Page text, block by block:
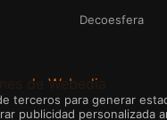
Decoesfera
de Webedia
terceros para generar
publicidad personalizada